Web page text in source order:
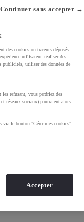
des cookies ou traceurs déposés
utilisateur, réaliser des
publicités, utiliser des données de
refusant, vous perdriez des
réseaux sociaux) pourraient alors
via le bouton "Gérer mes cookies",
Continuer sans accepter →
Accepter